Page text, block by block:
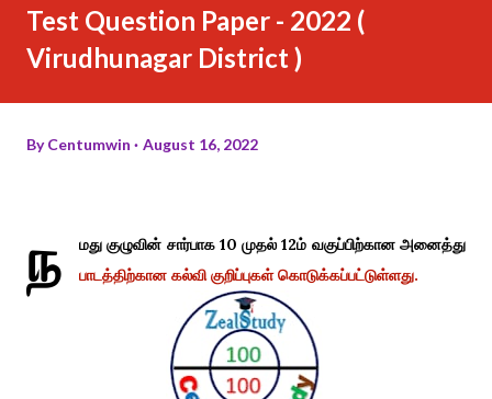
Test Question Paper - 2022 (
Virudhunagar District )
ByCentumwin August 16, 2022
ந
மது குழுவின் சார்பாக 10 முதல் 12ம் வகுப்பிற்கான அனைத்து
பாடத்திற்கான கல்வி குறிப்புகள் கொடுக்கப்பட்டுள்ளது.